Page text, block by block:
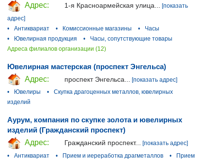
Адрес:
1-я Красноармейская улица...
[показать
адрес]
•
Антиквариат • Комиссионные магазины •
Часы
•
Ювелирная продукция •
Часы, сопутствующие товары
Адреса филиалов организации (12)
Ювелирная мастерская (проспект Энгельса)
Адрес:
проспект Энгельса...
[показать адрес]
•
Ювелиры •
Скупка драгоценных металлов, ювелирных
изделий
Аурум, компания по скупке золота и ювелирных
изделий (Гражданский проспект)
Адрес:
Гражданский проспект... [показать адрес]
•
Антиквариат • Прием и иереработка драгметаллов •
Прием